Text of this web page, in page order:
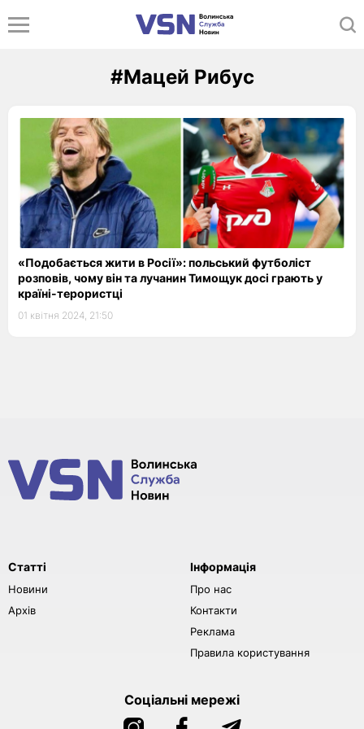
#Мацей Рибус
«Подобається жити в Росії»: польський футболіст
розповів, чому він та лучанин Тимощук досі грають у
країні-терористці
01 квітня 2024, 21:50
Статті
Новини
Архів
Інформація
Про нас
Контакти
Реклама
Правила користування
Соціальні мережі